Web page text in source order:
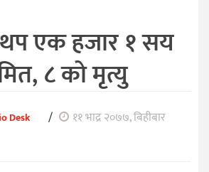
एक हजार १ सय
८ को मृत्यु
Desk /
११ भाद्र २०७७, बिहीबार